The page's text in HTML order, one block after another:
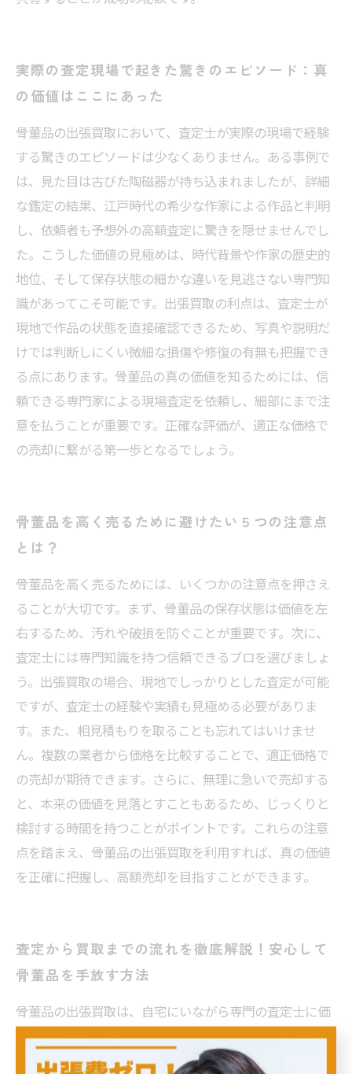
実際の査定現場で起きた驚きのエピソード：真
の価値はここにあった
骨董品の出張買取において、査定士が実際の現場で経験
する驚きのエピソードは少なくありません。ある事例で
は、見た目は古びた陶磁器が持ち込まれましたが、詳細
な鑑定の結果、江戸時代の希少な作家による作品と判明
し、依頼者も予想外の高額査定に驚きを隠せませんでし
た。こうした価値の見極めは、時代背景や作家の歴史的
地位、そして保存状態の細かな違いを見逃さない専門知
識があってこそ可能です。出張買取の利点は、査定士が
現地で作品の状態を直接確認できるため、写真や説明だ
けでは判断しにくい微細な損傷や修復の有無も把握でき
る点にあります。骨董品の真の価値を知るためには、信
頼できる専門家による現場査定を依頼し、細部にまで注
意を払うことが重要です。正確な評価が、適正な価格で
の売却に繋がる第一歩となるでしょう。
骨董品を高く売るために避けたい５つの注意点
とは？
骨董品を高く売るためには、いくつかの注意点を押さえ
ることが大切です。まず、骨董品の保存状態は価値を左
右するため、汚れや破損を防ぐことが重要です。次に、
査定士には専門知識を持つ信頼できるプロを選びましょ
う。出張買取の場合、現地でしっかりとした査定が可能
ですが、査定士の経験や実績も見極める必要がありま
す。また、相見積もりを取ることも忘れてはいけませ
ん。複数の業者から価格を比較することで、適正価格で
の売却が期待できます。さらに、無理に急いで売却する
と、本来の価値を見落とすこともあるため、じっくりと
検討する時間を持つことがポイントです。これらの注意
点を踏まえ、骨董品の出張買取を利用すれば、真の価値
を正確に把握し、高額売却を目指すことができます。
査定から買取までの流れを徹底解説！安心して
骨董品を手放す方法
骨董品の出張買取は、自宅にいながら専門の査定士に価
値を見てもらえる便利なサービスです。まず、査定士が
訪問し、骨董品の素材、作家、製造年代、保存状態など